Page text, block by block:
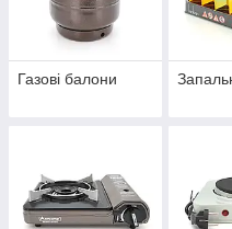
Газові балони